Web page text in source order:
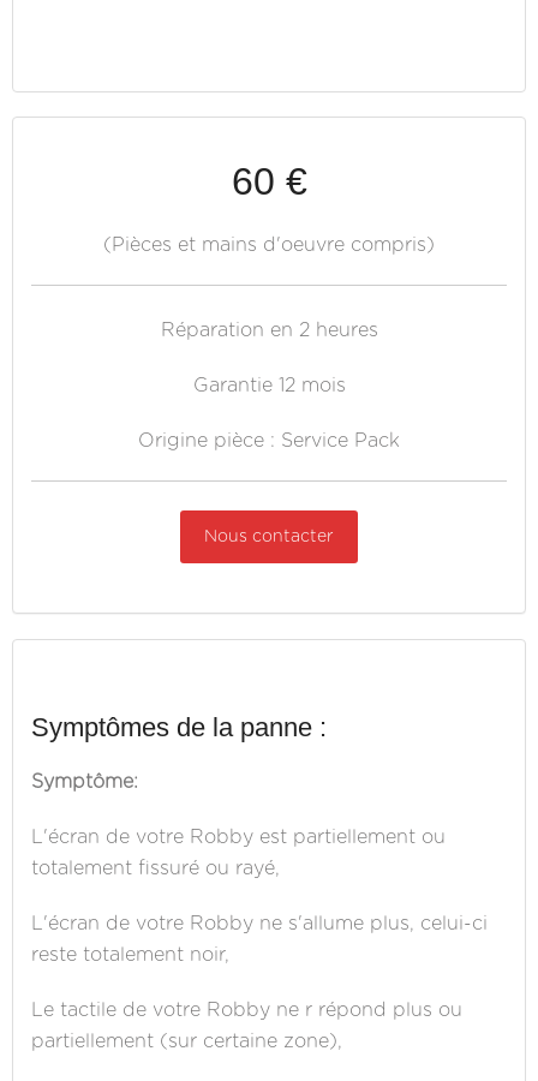
60 €
(Pièces et mains d'oeuvre compris)
Réparation en 2 heures
Garantie 12 mois
Origine pièce : Service Pack
Nous contacter
Symptômes de la panne :
Symptôme:
L'écran de votre Robby est partiellement ou
totalement fissuré ou rayé,
L'écran de votre Robby ne s'allume plus, celui-ci
reste totalement noir,
Le tactile de votre Robby ne r répond plus ou
partiellement (sur certaine zone),